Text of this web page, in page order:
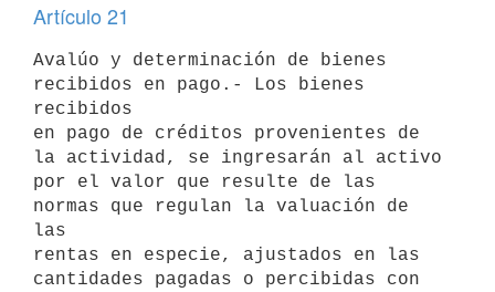
Artículo 21
Avalúo y determinación de bienes
recibidos en pago.- Los bienes
recibidos
en pago de créditos provenientes de
la actividad, se ingresarán al activo
por el valor que resulte de las
normas que regulan la valuación de
las
rentas en especie, ajustados en las
cantidades pagadas o percibidas con